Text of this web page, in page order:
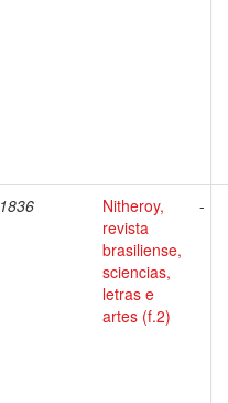
1836
Nitheroy,
revista
brasiliense,
sciencias,
letras e
artes (f.2)
-